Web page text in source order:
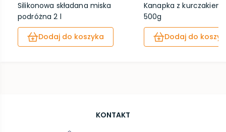
Silikonowa składana miska
podróżna 2 l
Dodaj do koszyka
Kanapka z kurczakiem
500g
Dodaj do
KONTAKT